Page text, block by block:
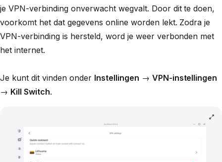
je VPN-verbinding onverwacht wegvalt. Door dit te doen,
voorkomt het dat gegevens online worden lekt. Zodra je
VPN-verbinding is hersteld, word je weer verbonden met
het internet.
Je kunt dit vinden onder Instellingen → VPN-instellingen
→ Kill Switch.